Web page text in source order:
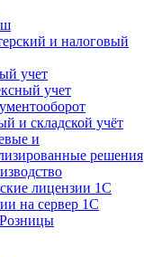
и налоговый
учет
учет
и складской учёт
и
решения
лицензии 1С
на сервер 1С